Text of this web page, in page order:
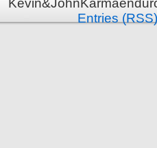
Entries (RSS)